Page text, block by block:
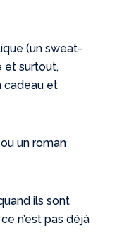
(un sweat-
et surtout,
cadeau et
un roman
ils sont
n’est pas déjà